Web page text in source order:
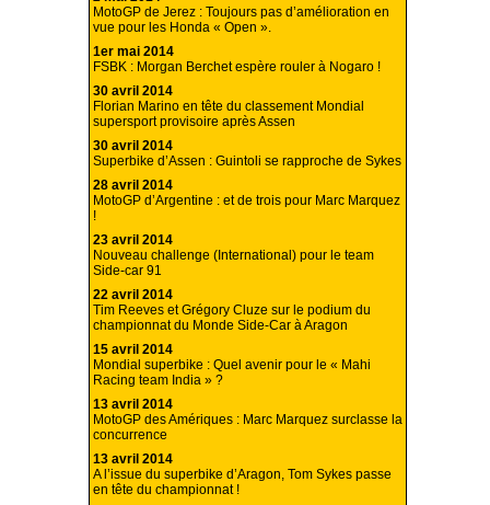
MotoGP de Jerez : Toujours pas d’amélioration en
vue pour les Honda « Open ».
1er mai 2014
FSBK : Morgan Berchet espère rouler à Nogaro !
30 avril 2014
Florian Marino en tête du classement Mondial
supersport provisoire après Assen
30 avril 2014
Superbike d’Assen : Guintoli se rapproche de Sykes
28 avril 2014
MotoGP d’Argentine : et de trois pour Marc Marquez
!
23 avril 2014
Nouveau challenge (International) pour le team
Side-car 91
22 avril 2014
Tim Reeves et Grégory Cluze sur le podium du
championnat du Monde Side-Car à Aragon
15 avril 2014
Mondial superbike : Quel avenir pour le « Mahi
Racing team India » ?
13 avril 2014
MotoGP des Amériques : Marc Marquez surclasse la
concurrence
13 avril 2014
A l’issue du superbike d’Aragon, Tom Sykes passe
en tête du championnat !